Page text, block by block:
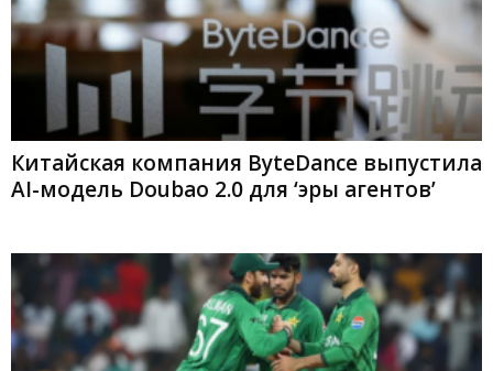
Китайская компания ByteDance выпустила
AI-модель Doubao 2.0 для ‘эры агентов’